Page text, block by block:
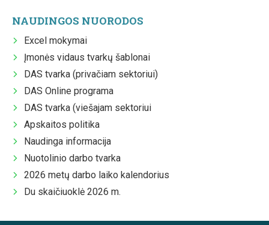
NAUDINGOS NUORODOS
Excel mokymai
Įmonės vidaus tvarkų šablonai
DAS tvarka (privačiam sektoriui)
DAS Online programa
DAS tvarka (viešajam sektoriui
Apskaitos politika
Naudinga informacija
Nuotolinio darbo tvarka
2026 metų darbo laiko kalendorius
Du skaičiuoklė 2026 m.